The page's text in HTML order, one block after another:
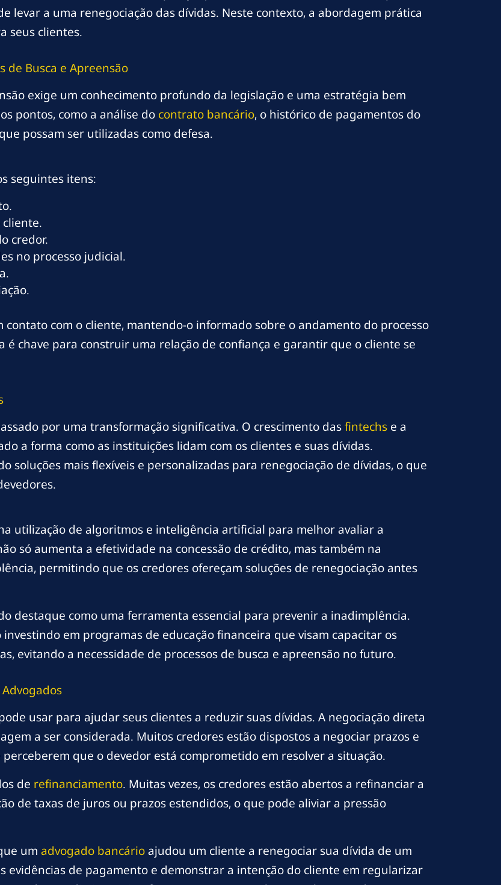
levar a uma renegociação das dívidas. Neste contexto, a abordagem prática
seus clientes.
de Busca e Apreensão
exige um conhecimento profundo da legislação e uma estratégia bem
pontos, como a análise do contrato bancário, o histórico de pagamentos do
possam ser utilizadas como defesa.
seguintes itens:
credor.
no processo judicial.
contato com o cliente, mantendo-o informado sobre o andamento do processo
é chave para construir uma relação de confiança e garantir que o cliente se
por uma transformação significativa. O crescimento dasfintechs e a
a forma como as instituições lidam com os clientes e suas dívidas.
soluções mais flexíveis e personalizadas para renegociação de dívidas, o que
utilização de algoritmos e inteligência artificial para melhor avaliar a
só aumenta a efetividade na concessão de crédito, mas também na
permitindo que os credores ofereçam soluções de renegociação antes
destaque como uma ferramenta essencial para prevenir a inadimplência.
em programas de educação financeira que visam capacitar os
evitando a necessidade de processos de busca e apreensão no futuro.
usar para ajudar seus clientes a reduzir suas dívidas. A negociação direta
a ser considerada. Muitos credores estão dispostos a negociar prazos e
que o devedor está comprometido em resolver a situação.
de refinanciamento. Muitas vezes, os credores estão abertos a refinanciar a
de taxas de juros ou prazos estendidos, o que pode aliviar a pressão
um advogado bancárioajudou um cliente a renegociar sua dívida de um
evidências de pagamento e demonstrar a intenção do cliente em regularizar